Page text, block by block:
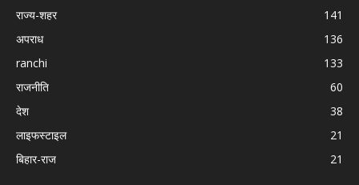
राज्य-शहर
141
अपराध
136
ranchi
133
राजनीति
60
देश
38
लाइफस्टाइल
21
बिहार-राज
21